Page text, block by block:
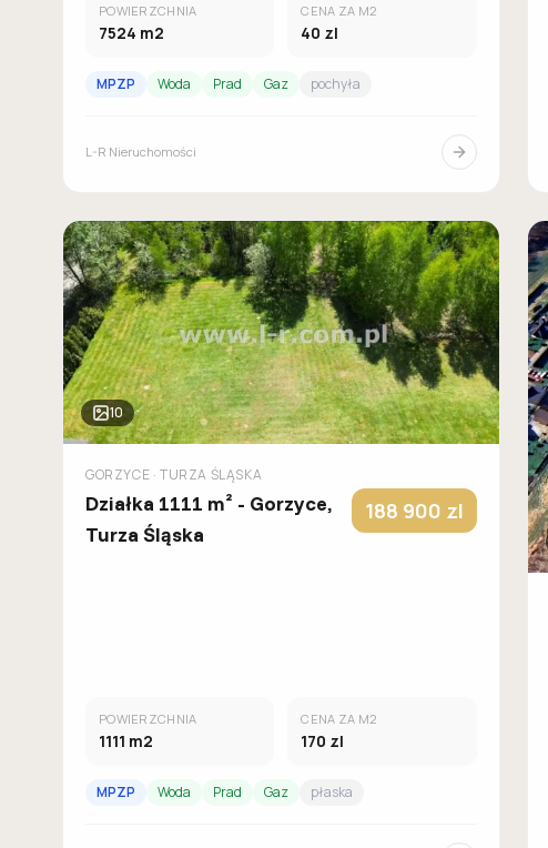
POWIERZCHNIA
7524 m2
CENA ZA M2
40 zl
MPZP Woda Prad Gaz pochyła
L-R Nieruchomości
10
GORZYCE · TURZA ŚLĄSKA
Działka 1111 m² - Gorzyce,
Turza Śląska
188 900 zl
POWIERZCHNIA
1111 m2
CENA ZA M2
170 zl
MPZP Woda Prad Gaz płaska